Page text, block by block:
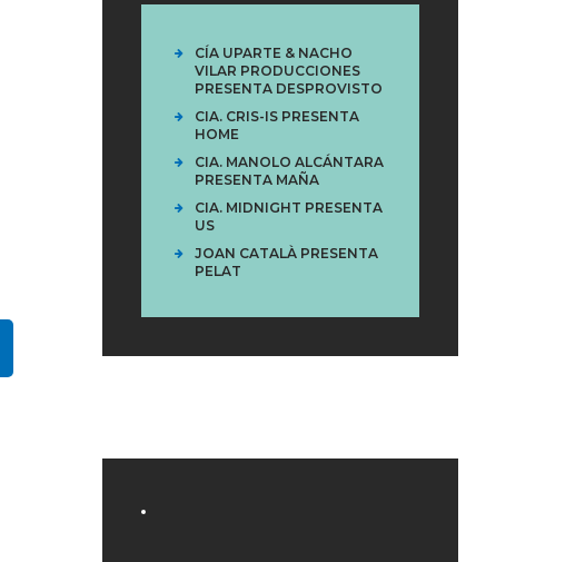
CÍA UPARTE & NACHO
VILAR PRODUCCIONES
PRESENTA DESPROVISTO
CIA. CRIS-IS PRESENTA
HOME
CIA. MANOLO ALCÁNTARA
PRESENTA MAÑA
CIA. MIDNIGHT PRESENTA
US
JOAN CATALÀ PRESENTA
PELAT